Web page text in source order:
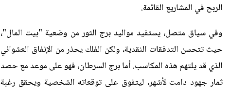
الربح في المشاريع القائمة.
وفي سياق متصل، يستفيد مواليد برج الثور من وضعية "بيت المال"،
حيث تتحسن التدفقات النقدية، ولكن الفلك يحذر من الإنفاق العشوائي
الذي قد يلتهم هذه المكاسب. أما برج السرطان، فهو على موعد مع حصد
ثمار جهود دامت لأشهر، ليتفوق على توقعاته الشخصية ويحقق رغبة